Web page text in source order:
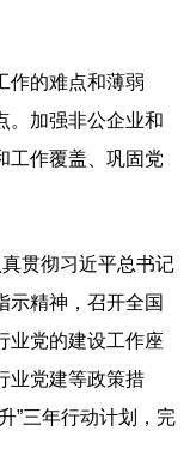
的难点和薄弱
。加强非公企业和
工作覆盖、巩固党
贯彻习近平总书记
示精神，召开全国
业党的建设工作座
业党建等政策措
”三年行动计划，完